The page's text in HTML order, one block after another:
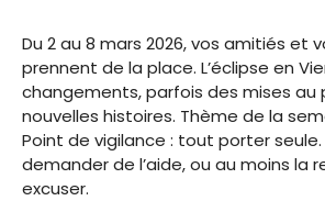
Du 2 au 8 mars 2026, vos amitiés et
prennent de la place. L’éclipse en
changements, parfois des mises au
nouvelles histoires. Thème de la
Point de vigilance : tout porter
demander de l’aide, ou au moins la
excuser.